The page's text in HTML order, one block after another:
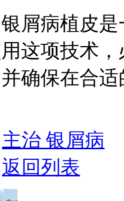
屑病植皮
这项技术
确保在合
主治 银屑病
返回列表